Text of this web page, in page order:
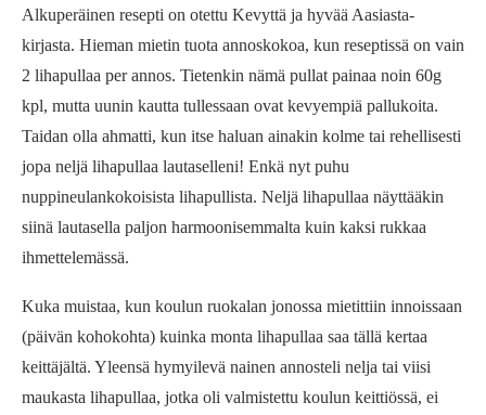
Alkuperäinen resepti on otettu Kevyttä ja hyvää Aasiasta-
kirjasta. Hieman mietin tuota annoskokoa, kun reseptissä on vain
2 lihapullaa per annos. Tietenkin nämä pullat painaa noin 60g
kpl, mutta uunin kautta tullessaan ovat kevyempiä pallukoita.
Taidan olla ahmatti, kun itse haluan ainakin kolme tai rehellisesti
jopa neljä lihapullaa lautaselleni! Enkä nyt puhu
nuppineulankokoisista lihapullista. Neljä lihapullaa näyttääkin
siinä lautasella paljon harmoonisemmalta kuin kaksi rukkaa
ihmettelemässä.
Kuka muistaa, kun koulun ruokalan jonossa mietittiin innoissaan
(päivän kohokohta) kuinka monta lihapullaa saa tällä kertaa
keittäjältä. Yleensä hymyilevä nainen annosteli nelja tai viisi
maukasta lihapullaa, jotka oli valmistettu koulun keittiössä, ei